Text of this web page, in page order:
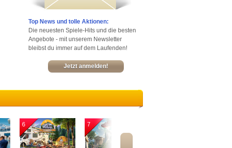
Top News und tolle Aktionen:
Die neuesten Spiele-Hits und die besten
Angebote - mit unserem Newsletter
bleibst du immer auf dem Laufenden!
Jetzt anmelden!
6 7